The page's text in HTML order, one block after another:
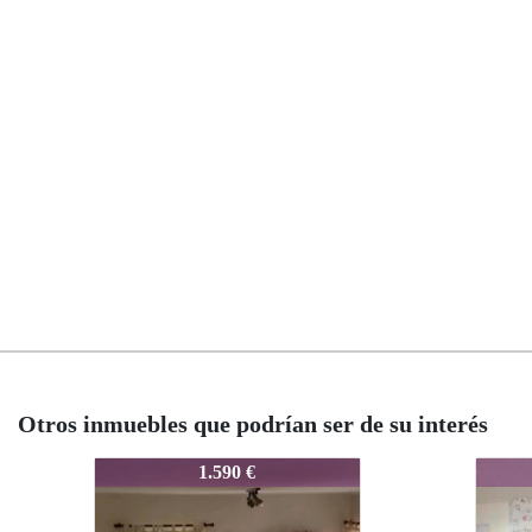
Otros inmuebles que podrían ser de su interés
1.900 €
8392-00661.900 €